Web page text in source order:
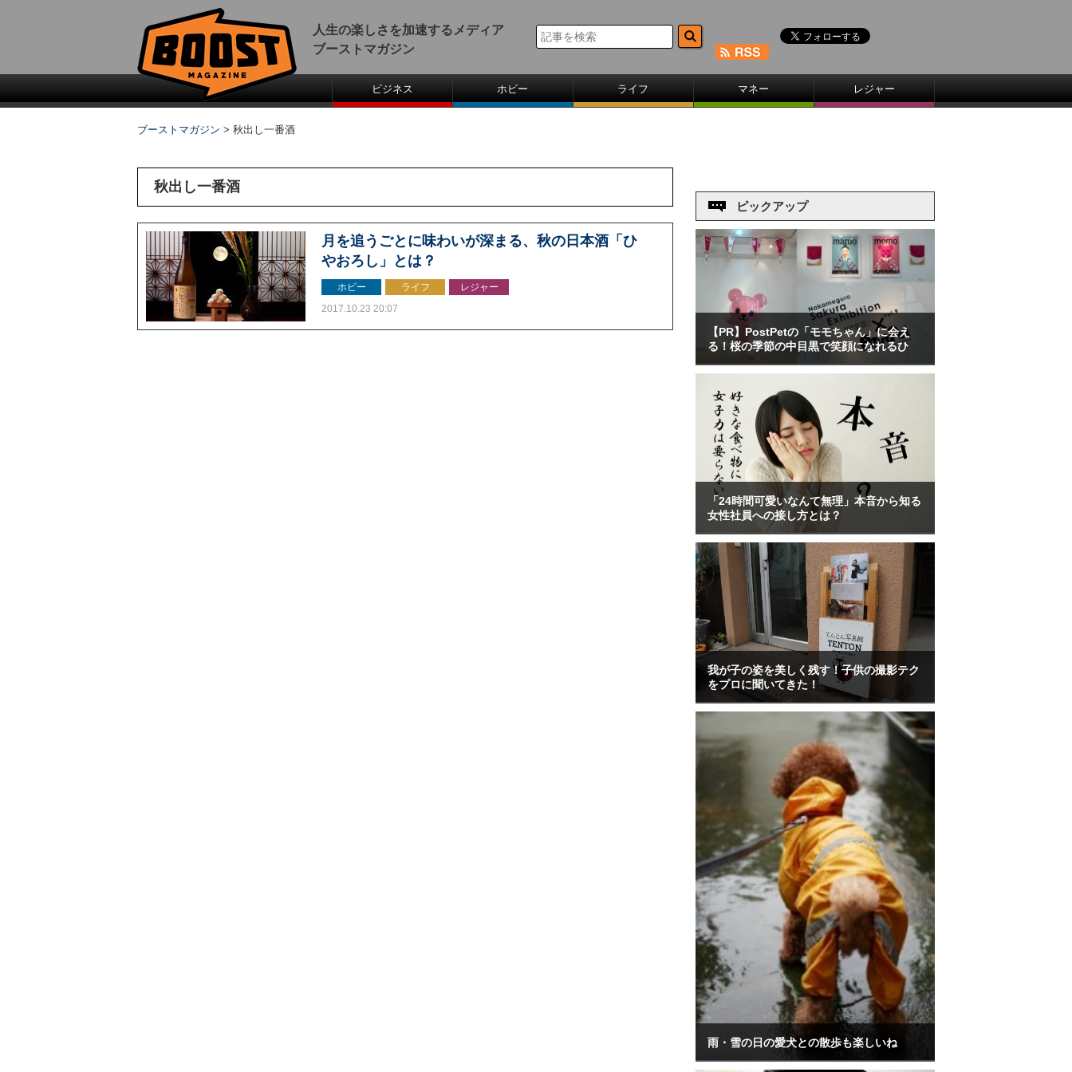
人生の楽しさを加速するメディア
ブーストマガジン
ビジネス ホビー ライフ マネー レジャー
ブーストマガジン > 秋出し一番酒
秋出し一番酒
月を追うごとに味わいが深まる、秋の日本酒「ひ
やおろし」とは？
ホビー ライフ
レジャー
2017.10.23 20:07
ピックアップ
【PR】PostPetの「モモちゃん」に会え
る！桜の季節の中目黒で笑顔になれるひ
「24時間可愛いなんて無理」本音から知る
女性社員への接し方とは？
我が子の姿を美しく残す！子供の撮影テク
をプロに聞いてきた！
雨・雪の日の愛犬との散歩も楽しいね